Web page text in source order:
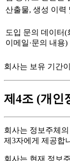
산출물, 생성 이력
도입 문의 데이터(
이메일·문의 내용)
회사는 보유 기간
제4조 (개인
회사는 정보주체
제3자에게 제공합
회사는 현재 정보